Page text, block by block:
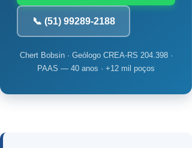
📞 (51) 99289-2188
Chert Bobsin · Geólogo CREA-RS 204.398 ·
PAAS — 40 anos · +12 mil poços